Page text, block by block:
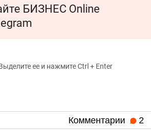
БИЗНЕС Online
ее и нажмите Ctrl + Enter
Комментарии 2